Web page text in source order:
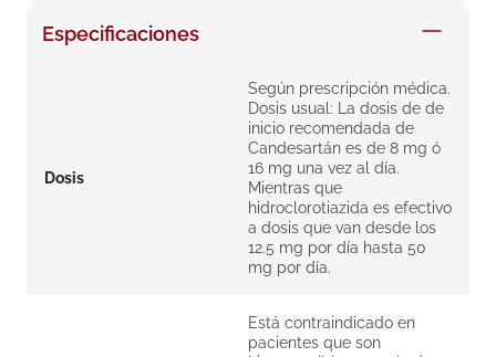
Especificaciones
Dosis
Según prescripción médica.
Dosis usual: La dosis de de
inicio recomendada de
Candesartán es de 8 mg ó
16 mg una vez al día.
Mientras que
hidroclorotiazida es efectivo
a dosis que van desde los
12.5 mg por día hasta 50
mg por día.
Está contraindicado en
pacientes que son